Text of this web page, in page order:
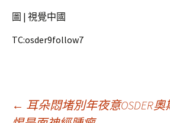
圖 | 視覺中國
TC:osder9follow7
文
← 耳朵悶堵別年夜意OSDER